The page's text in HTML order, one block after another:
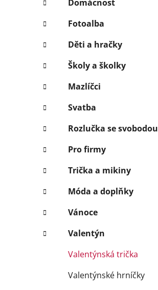
Domácnost
Fotoalba
Děti a hračky
Školy a školky
Mazlíčci
Svatba
Rozlučka se svobodou
Pro firmy
Trička a mikiny
Móda a doplňky
Vánoce
Valentýn
Valentýnská trička
Valentýnské hrníčky